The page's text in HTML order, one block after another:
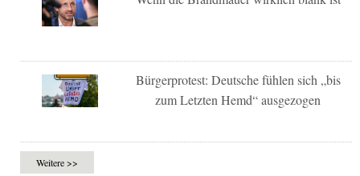
Bürgerprotest: Deutsche fühlen sich „bis
zum Letzten Hemd“ ausgezogen
Weitere >>